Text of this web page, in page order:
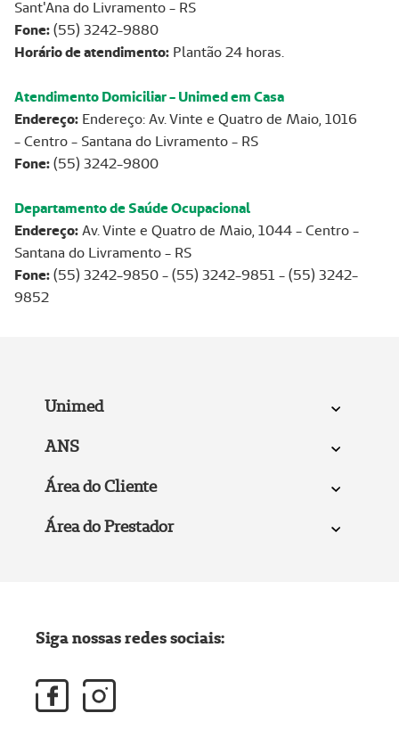
Sant'Ana do Livramento - RS
Fone:(55) 3242-9880
Horário de atendimento: Plantão 24 horas.
Atendimento Domiciliar - Unimed em Casa
Endereço: Endereço: Av. Vinte e Quatro de Maio, 1016
- Centro - Santana do Livramento - RS
Fone:(55) 3242-9800
Departamento de Saúde Ocupacional
Endereço:Av. Vinte e Quatro de Maio, 1044 - Centro -
Santana do Livramento - RS
Fone:(55) 3242-9850 - (55) 3242-9851 - (55) 3242-
9852
Unimed
ANS
Área do Cliente
Área do Prestador
Siga nossas redes sociais: